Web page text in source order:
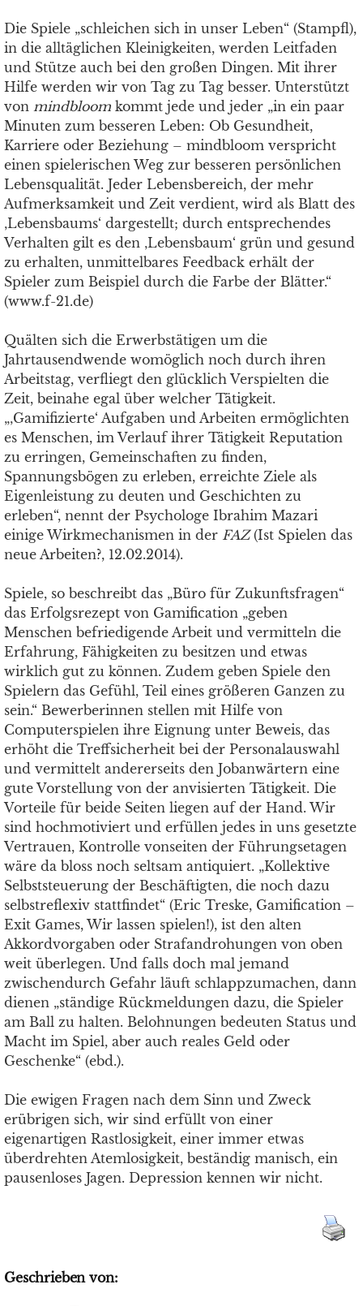
Die Spiele „schleichen sich in unser Leben“ (Stampfl),
in die alltäglichen Kleinigkeiten, werden Leitfaden
und Stütze auch bei den großen Dingen. Mit ihrer
Hilfe werden wir von Tag zu Tag besser. Unterstützt
von mindbloom kommt jede und jeder „in ein paar
Minuten zum besseren Leben: Ob Gesundheit,
Karriere oder Beziehung – mindbloom verspricht
einen spielerischen Weg zur besseren persönlichen
Lebensqualität. Jeder Lebensbereich, der mehr
Aufmerksamkeit und Zeit verdient, wird als Blatt des
‚Lebensbaums‘ dargestellt; durch entsprechendes
Verhalten gilt es den ‚Lebensbaum‘ grün und gesund
zu erhalten, unmittelbares Feedback erhält der
Spieler zum Beispiel durch die Farbe der Blätter.“
(www.f-21.de)
Quälten sich die Erwerbstätigen um die
Jahrtausendwende womöglich noch durch ihren
Arbeitstag, verfliegt den glücklich Verspielten die
Zeit, beinahe egal über welcher Tätigkeit.
„‚Gamifizierte‘ Aufgaben und Arbeiten ermöglichten
es Menschen, im Verlauf ihrer Tätigkeit Reputation
zu erringen, Gemeinschaften zu finden,
Spannungsbögen zu erleben, erreichte Ziele als
Eigenleistung zu deuten und Geschichten zu
erleben“, nennt der Psychologe Ibrahim Mazari
einige Wirkmechanismen in der FAZ(Ist Spielen das
neue Arbeiten?, 12.02.2014).
Spiele, so beschreibt das „Büro für Zukunftsfragen“
das Erfolgsrezept von Gamification „geben
Menschen befriedigende Arbeit und vermitteln die
Erfahrung, Fähigkeiten zu besitzen und etwas
wirklich gut zu können. Zudem geben Spiele den
Spielern das Gefühl, Teil eines größeren Ganzen zu
sein.“ Bewerberinnen stellen mit Hilfe von
Computerspielen ihre Eignung unter Beweis, das
erhöht die Treffsicherheit bei der Personalauswahl
und vermittelt andererseits den Jobanwärtern eine
gute Vorstellung von der anvisierten Tätigkeit. Die
Vorteile für beide Seiten liegen auf der Hand. Wir
sind hochmotiviert und erfüllen jedes in uns gesetzte
Vertrauen, Kontrolle vonseiten der Führungsetagen
wäre da bloss noch seltsam antiquiert. „Kollektive
Selbststeuerung der Beschäftigten, die noch dazu
selbstreflexiv stattfindet“ (Eric Treske, Gamification –
Exit Games, Wir lassen spielen!), ist den alten
Akkordvorgaben oder Strafandrohungen von oben
weit überlegen. Und falls doch mal jemand
zwischendurch Gefahr läuft schlappzumachen, dann
dienen „ständige Rückmeldungen dazu, die Spieler
am Ball zu halten. Belohnungen bedeuten Status und
Macht im Spiel, aber auch reales Geld oder
Geschenke“ (ebd.).
Die ewigen Fragen nach dem Sinn und Zweck
erübrigen sich, wir sind erfüllt von einer
eigenartigen Rastlosigkeit, einer immer etwas
überdrehten Atemlosigkeit, beständig manisch, ein
pausenloses Jagen. Depression kennen wir nicht.
Geschrieben von: